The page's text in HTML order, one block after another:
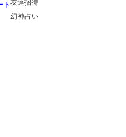
友達招待
幻神占い